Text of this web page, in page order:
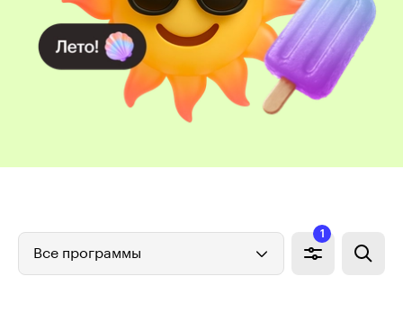
Все программы
1